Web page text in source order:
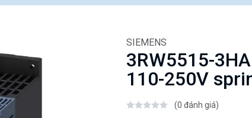
SIEMENS
3RW5515-
110-250V
(0 đánh giá)